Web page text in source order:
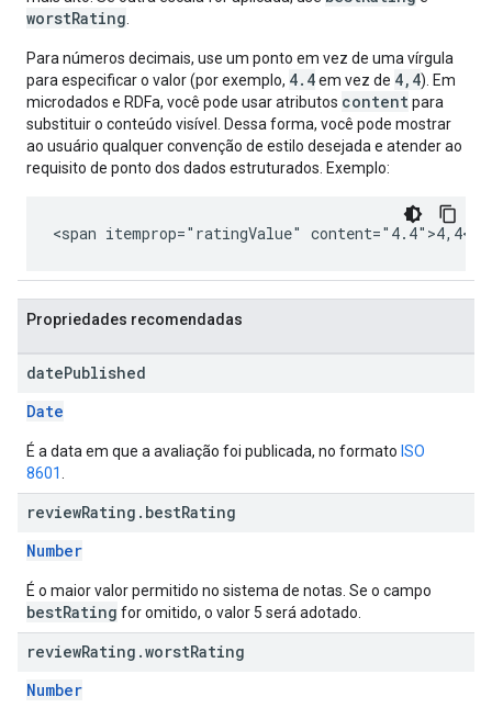
worstRating
Para números decimais, use um ponto em vez de uma vírgula
para especificar o valor (por exemplo, 4.4em vez de 4,4). Em
microdados e RDFa, você pode usar atributos content para
substituir o conteúdo visível. Dessa forma, você pode mostrar
ao usuário qualquer convenção de estilo desejada e atender ao
requisito de ponto dos dados estruturados. Exemplo:
<span itemprop="ratingValue" content="4.4">4,4</
Propriedades recomendadas
datePublished
Date
É a data em que a avaliação foi publicada, no formato ISO
8601
reviewRating . bestRating
Number
É o maior valor permitido no sistema de notas. Se o campo
bestRating for omitido, o valor 5 será adotado.
reviewRating .worstRating
Number